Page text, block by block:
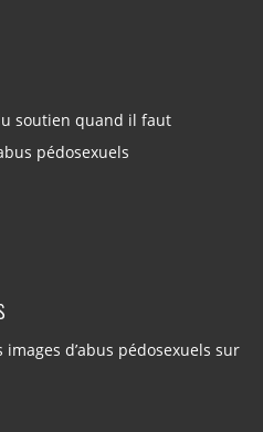
soutien quand il faut
pédosexuels
d’abus pédosexuels sur